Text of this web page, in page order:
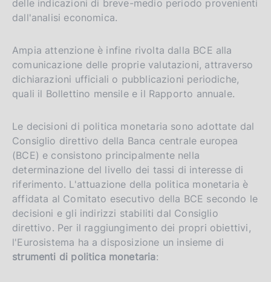
delle indicazioni di breve-medio periodo provenienti
dall'analisi economica.
Ampia attenzione è infine rivolta dalla BCE alla
comunicazione delle proprie valutazioni, attraverso
dichiarazioni ufficiali o pubblicazioni periodiche,
quali il Bollettino mensile e il Rapporto annuale.
Le decisioni di politica monetaria sono adottate dal
Consiglio direttivo della Banca centrale europea
(BCE) e consistono principalmente nella
determinazione del livello dei tassi di interesse di
riferimento. L'attuazione della politica monetaria è
affidata al Comitato esecutivo della BCE secondo le
decisioni e gli indirizzi stabiliti dal Consiglio
direttivo. Per il raggiungimento dei propri obiettivi,
l'Eurosistema ha a disposizione un insieme di
strumenti di politica monetaria: